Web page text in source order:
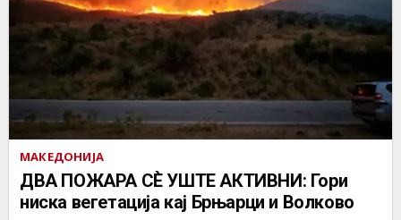
МАКЕДОНИЈА
ДВА ПОЖАРА СÈ УШТЕ АКТИВНИ: Гори
ниска вегетација кај Брњарци и Волково